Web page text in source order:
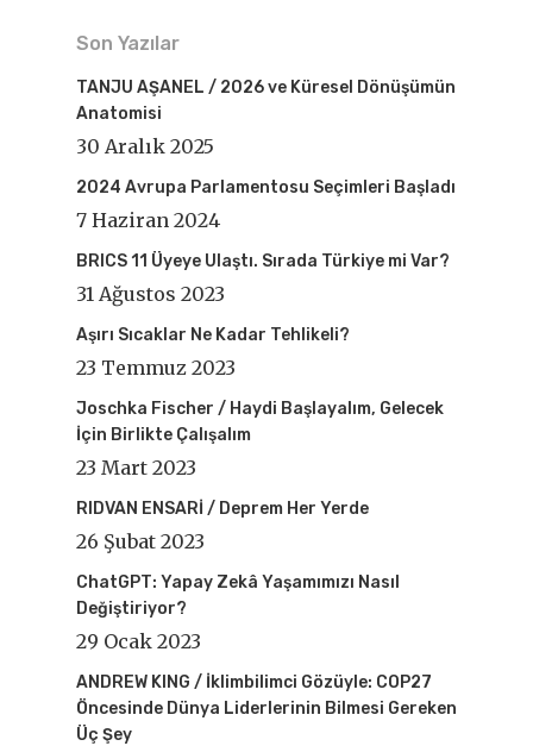
Son Yazılar
TANJU AŞANEL / 2026 ve Küresel Dönüşümün
Anatomisi
30 Aralık 2025
2024 Avrupa Parlamentosu Seçimleri Başladı
7 Haziran 2024
BRICS 11 Üyeye Ulaştı. Sırada Türkiye mi Var?
31 Ağustos 2023
Aşırı Sıcaklar Ne Kadar Tehlikeli?
23 Temmuz 2023
Joschka Fischer / Haydi Başlayalım, Gelecek
İçin Birlikte Çalışalım
23 Mart 2023
RIDVAN ENSARİ / Deprem Her Yerde
26 Şubat 2023
ChatGPT: Yapay Zekâ Yaşamımızı Nasıl
Değiştiriyor?
29 Ocak 2023
ANDREW KING / İklimbilimci Gözüyle: COP27
Öncesinde Dünya Liderlerinin Bilmesi Gereken
Üç Şey